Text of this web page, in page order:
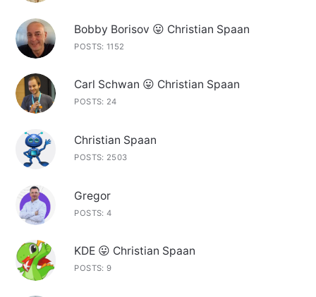
Bobby Borisov 😛 Christian Spaan
POSTS: 1152
Carl Schwan 😛 Christian Spaan
POSTS: 24
Christian Spaan
POSTS: 2503
Gregor
POSTS: 4
KDE 😛 Christian Spaan
POSTS: 9